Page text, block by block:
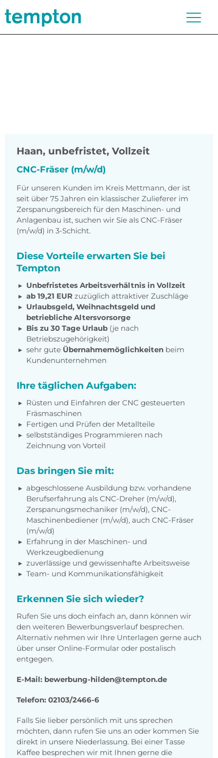
Haan, unbefristet, Vollzeit
CNC-Fräser (m/w/d)
Für unseren Kunden im Kreis Mettmann, der ist
seit über 75 Jahren ein klassischer Zulieferer im
Zerspanungsbereich für den Maschinen- und
Anlagenbau ist, suchen wir Sie als CNC-Fräser
(m/w/d) in 3-Schicht.
Diese Vorteile erwarten Sie bei
Tempton
Unbefristetes Arbeitsverhältnis in Vollzeit
ab 19,21 EUR zuzüglich attraktiver Zuschläge
Urlaubsgeld, Weihnachtsgeld und
betriebliche Altersvorsorge
Bis zu 30 Tage Urlaub (je nach
Betriebszugehörigkeit)
sehr gute Übernahmemöglichkeiten beim
Kundenunternehmen
Ihre täglichen Aufgaben:
Rüsten und Einfahren der CNC gesteuerten
Fräsmaschinen
Fertigen und Prüfen der Metallteile
selbstständiges Programmieren nach
Zeichnung von Vorteil
Das bringen Sie mit:
abgeschlossene Ausbildung bzw. vorhandene
Berufserfahrung als CNC-Dreher (m/w/d),
Zerspanungsmechaniker (m/w/d), CNC-
Maschinenbediener (m/w/d), auch CNC-Fräser
(m/w/d)
Erfahrung in der Maschinen- und
Werkzeugbedienung
zuverlässige und gewissenhafte Arbeitsweise
Team- und Kommunikationsfähigkeit
Erkennen Sie sich wieder?
Rufen Sie uns doch einfach an, dann können wir
den weiteren Bewerbungsverlauf besprechen.
Alternativ nehmen wir Ihre Unterlagen gerne auch
über unser Online-Formular oder postalisch
entgegen.
E-Mail: bewerbung-hilden@tempton.de
Telefon: 02103/2466-6
Falls Sie lieber persönlich mit uns sprechen
möchten, dann rufen Sie uns an oder kommen Sie
direkt in unsere Niederlassung. Bei einer Tasse
Kaffee besprechen wir mit Ihnen gerne die